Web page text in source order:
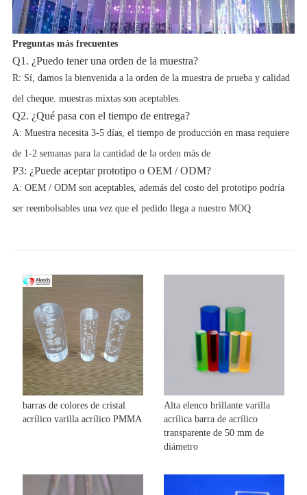
Preguntas más frecuentes
Q1. ¿Puedo tener una orden de la muestra?
R: Sí, damos la bienvenida a la orden de la muestra de prueba y calidad
del cheque. muestras mixtas son aceptables.
Q2. ¿Qué pasa con el tiempo de entrega?
A: Muestra necesita 3-5 días, el tiempo de producción en masa requiere
de 1-2 semanas para la cantidad de la orden más de
P3: ¿Puede aceptar prototipo o OEM / ODM?
A: OEM / ODM son aceptables, además del costo del prototipo podría
ser reembolsables una vez que el pedido llega a nuestro MOQ
barras de colores de cristal
acrílico varilla acrílico PMMA
Alta elenco brillante varilla
acrílica barra de acrílico
transparente de 50 mm de
diámetro